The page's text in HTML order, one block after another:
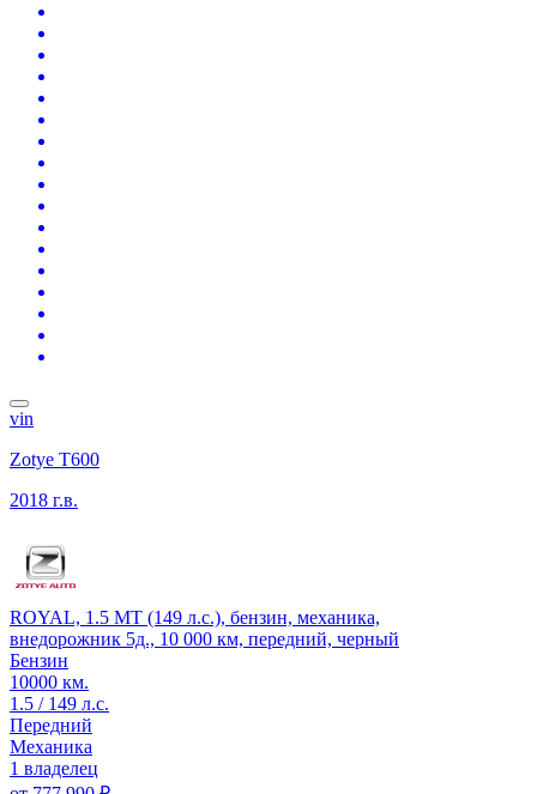
vin
Zotye T600
2018 г.в.
ROYAL, 1.5 MT (149 л.с.), бензин, механика,
внедорожник 5д., 10 000 км, передний, черный
Бензин
10000 км.
1.5 / 149 л.с.
Передний
Механика
1 владелец